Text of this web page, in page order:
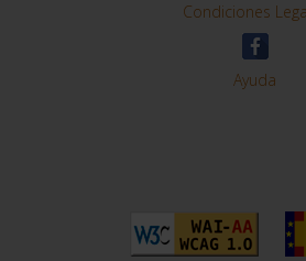
Condiciones
Ayuda